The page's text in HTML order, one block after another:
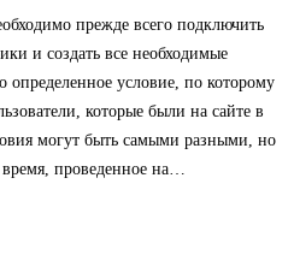
прежде всего подключить
и создать все необходимые
определенное условие, по которому
которые были на сайте в
могут быть самыми разными, но
проведенное на…